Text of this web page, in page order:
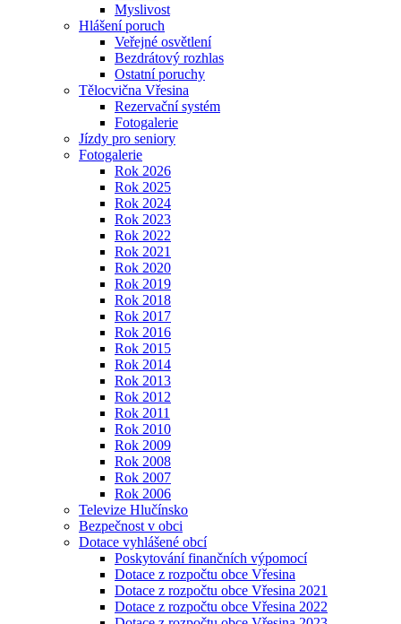
Myslivost
Hlášení poruch
Veřejné osvětlení
Bezdrátový rozhlas
Ostatní poruchy
Tělocvična Vřesina
Rezervační systém
Fotogalerie
Jízdy pro seniory
Fotogalerie
Rok 2026
Rok 2025
Rok 2024
Rok 2023
Rok 2022
Rok 2021
Rok 2020
Rok 2019
Rok 2018
Rok 2017
Rok 2016
Rok 2015
Rok 2014
Rok 2013
Rok 2012
Rok 2011
Rok 2010
Rok 2009
Rok 2008
Rok 2007
Rok 2006
Televize Hlučínsko
Bezpečnost v obci
Dotace vyhlášené obcí
Poskytování finančních výpomocí
Dotace z rozpočtu obce Vřesina
Dotace z rozpočtu obce Vřesina 2021
Dotace z rozpočtu obce Vřesina 2022